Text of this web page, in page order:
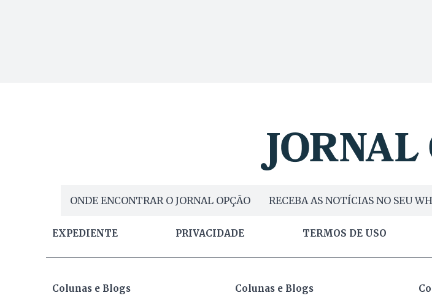
ONDE ENCONTRAR O JORNAL OPÇÃO RECEBA AS NOTÍCIAS NO SEU
EXPEDIENTE PRIVACIDADE TERMOS DE USO
Colunas e Blogs Colunas e Blogs